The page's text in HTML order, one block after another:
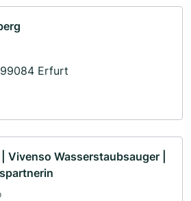
Erfurt
Vivenso Wasserstaubsauger |